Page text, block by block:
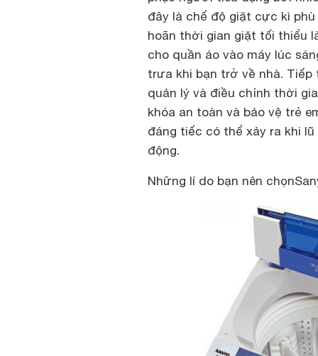
đây là chế độ giặt cực kì
hoãn thời gian giặt tối thiểu
cho quần áo vào máy lúc
trưa khi bạn trở về nhà.
quản lý và điều chỉnh thời
khóa an toàn và bảo vệ trẻ
đáng tiếc có thể xảy ra khi
động.
Những lí do bạn nên chọn